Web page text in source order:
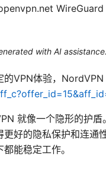
with AI
VPN体验，
就像一个隐形的护
好的隐私保护和连
能稳定工作。